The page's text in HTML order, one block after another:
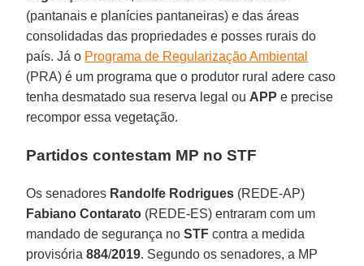
(pantanais e planícies pantaneiras) e das áreas
consolidadas das propriedades e posses rurais do
país. Já o Programa de Regularização Ambiental
(PRA) é um programa que o produtor rural adere caso
tenha desmatado sua reserva legal ou APP e precise
recompor essa vegetação.
Partidos contestam MP no STF
Os senadores Randolfe Rodrigues (REDE-AP)
Fabiano Contarato (REDE-ES) entraram com um
mandado de segurança noSTF contra a medida
provisória884/2019. Segundo os senadores, a MP